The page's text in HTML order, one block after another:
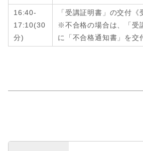
16:40-
17:10(30
分)
「受講証明書」の交付《
※不合格の場合は、「受
に「不合格通知書」を交